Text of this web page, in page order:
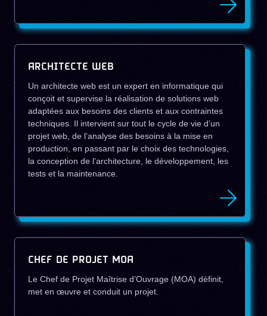
ARCHITECTE WEB
Un architecte web est un expert en informatique qui
conçoit et supervise la réalisation de solutions web
adaptées aux besoins des clients et aux contraintes
techniques. Il intervient sur tout le cycle de vie d’un
projet web, de l’analyse des besoins à la mise en
production, en passant par le choix des technologies,
la conception de l’architecture, le développement, les
tests et la maintenance.
CHEF DE PROJET MOA
Le Chef de Projet Maîtrise d’Ouvrage (MOA) définit,
met en œuvre et conduit un projet.